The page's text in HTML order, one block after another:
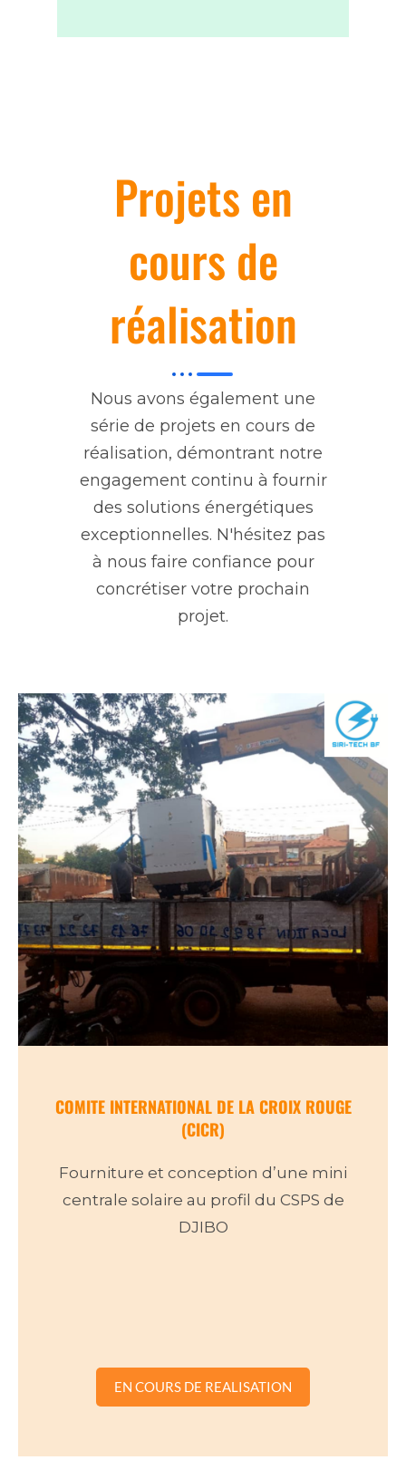
Projets en
cours de
réalisation
Nous avons également une
série de projets en cours de
réalisation, démontrant notre
engagement continu à fournir
des solutions énergétiques
exceptionnelles. N'hésitez pas
à nous faire confiance pour
concrétiser votre prochain
projet.
COMITE INTERNATIONAL DE LA CROIX ROUGE
(CICR)
Fourniture et conception d’une mini
centrale solaire au profil du CSPS de
DJIBO
EN COURS DE REALISATION